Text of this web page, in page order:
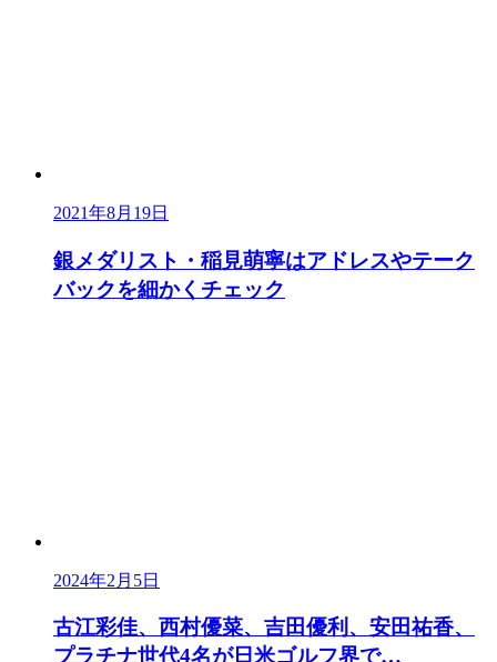
2021年8月19日
銀メダリスト・稲見萌寧はアドレスやテーク
バックを細かくチェック
2024年2月5日
古江彩佳、西村優菜、吉田優利、安田祐香、
プラチナ世代4名が日米ゴルフ界で…